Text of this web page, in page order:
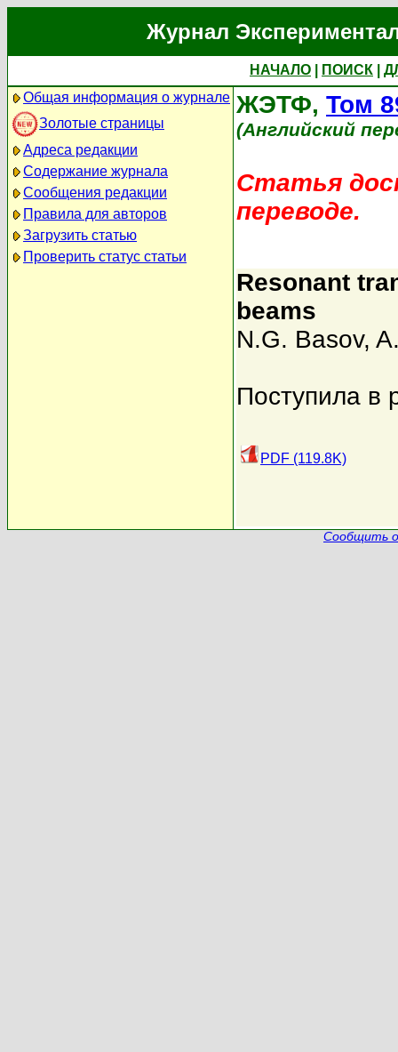
Журнал
НАЧАЛО ПОИСК
Общая информация о журнале
Золотые страницы
Адреса редакции
Содержание журнала
Сообщения редакции
Правила для авторов
Загрузить статью
Проверить статус статьи
ЖЭТФ, Том
(Английский
Статья
переводе.
Resonant
beams
N.G. Basov,
Поступила в
PDF (119.8K)
Сообщить о